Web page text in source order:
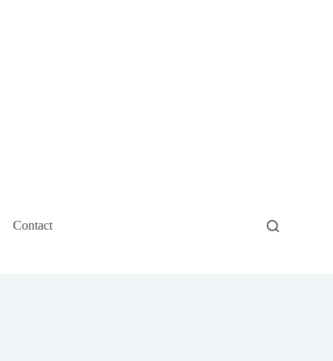
Contact